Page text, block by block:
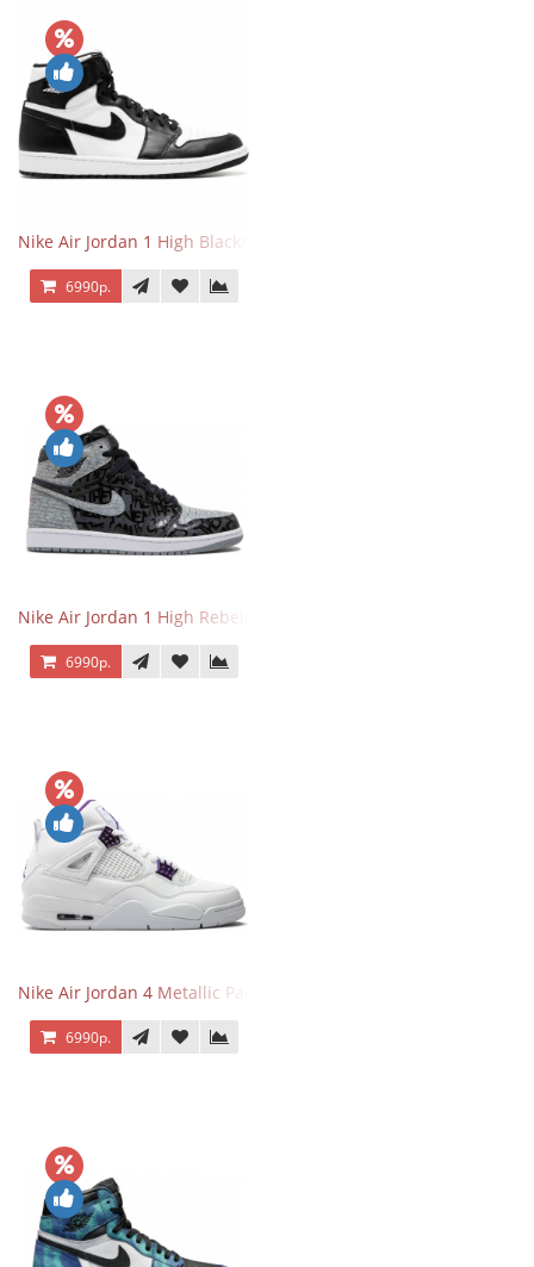
Nike Air Jordan 1 High Black/White
6990р.
Nike Air Jordan 1 High Rebellionaire
6990р.
Nike Air Jordan 4 Metallic Pack Purple
6990р.